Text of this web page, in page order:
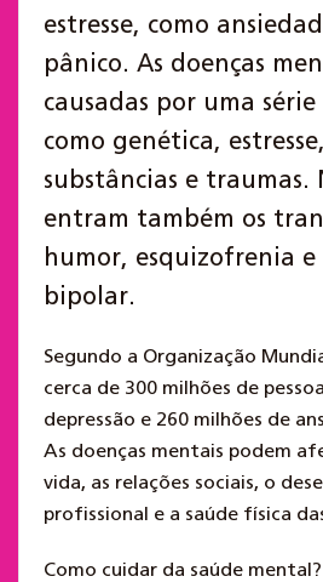
estresse, como
pânico. As doenças
causadas por uma
como genética,
substâncias e traumas.
entram também os
humor, esquizofrenia
bipolar.
Segundo a Organização
cerca de 300 milhões de
depressão e 260 milhões de
As doenças mentais podem
vida, as relações sociais, o
profissional e a saúde física
Como cuidar da saúde mental?